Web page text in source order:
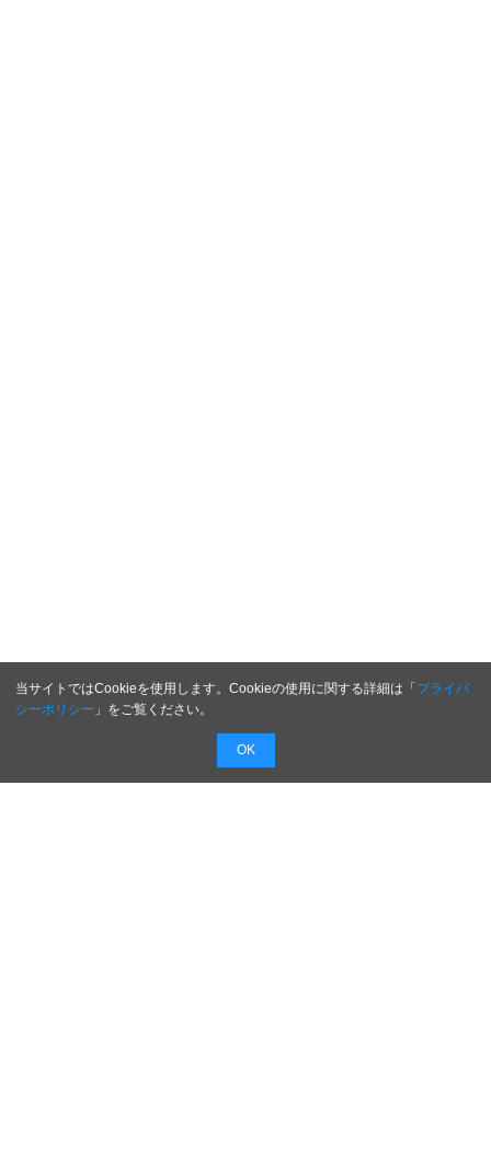
当サイトではCookieを使用します。Cookieの使用に関する詳細は「プライバ
シーポリシー 」をご覧ください。
OK